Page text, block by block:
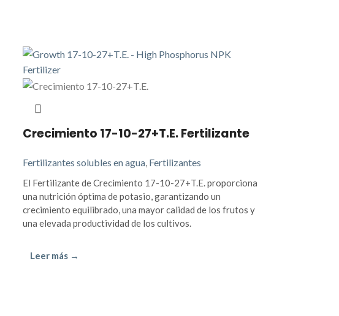
Crecimiento 17-10-27+T.E. Fertilizante
Fertilizantes solubles en agua, Fertilizantes
El Fertilizante de Crecimiento 17-10-27+T.E. proporciona
una nutrición óptima de potasio, garantizando un
crecimiento equilibrado, una mayor calidad de los frutos y
una elevada productividad de los cultivos.
Leer más →